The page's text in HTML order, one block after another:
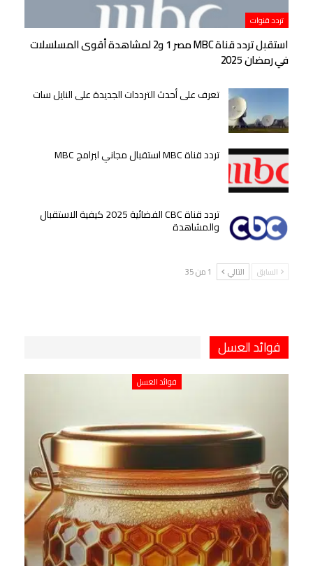
تردد قنوات
استقبل تردد قناة MBC مصر 1 و2 لمشاهدة أقوى المسلسلات
في رمضان 2025
تعرف على أحدث الترددات الجديدة على النايل سات
تردد قناة MBC استقبال مجاني لبرامج MBC
تردد قناة CBC الفضائية 2025 كيفية الاستقبال
والمشاهدة
السابق التالي 1 من 35
فوائد العسل
فوائد العسل